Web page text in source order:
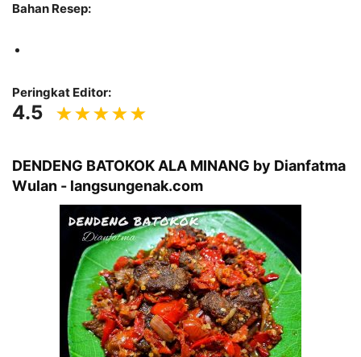
Bahan Resep:
Peringkat Editor:
4.5
DENDENG BATOKOK ALA MINANG by Dianfatma
Wulan - langsungenak.com